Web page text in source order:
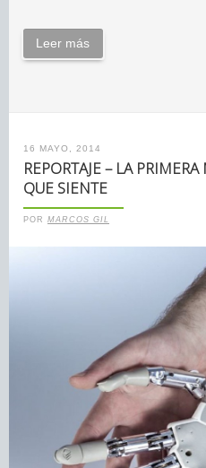
Leer más
16 MAYO, 2014
REPORTAJE – LA
QUE SIENTE
POR MARCOS GIL